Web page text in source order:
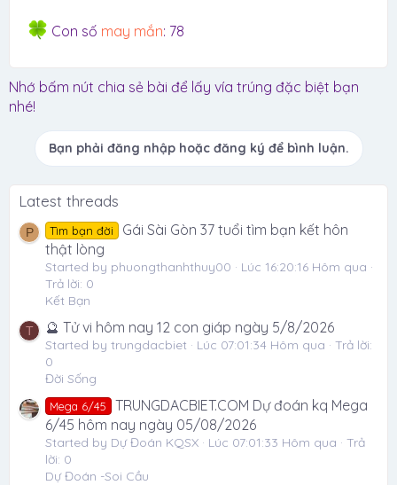
Con số may mắn: 78
Nhớ bấm nút chia sẻ bài để lấy vía trúng đặc biệt bạn
nhé!
Bạn phải đăng nhập hoặc đăng ký để bình luận.
Latest threads
P Tìm bạn đời
Gái Sài Gòn 37 tuổi tìm bạn kết hôn
thật lòng
Started by phuongthanhthuy00
Lúc 16:20:16 Hôm qua
Trả lời: 0
Kết Bạn
T 🔮 Tử vi hôm nay 12 con giáp ngày 5/8/2026
Started by trungdacbiet Lúc 07:01:34 Hôm qua
Trả lời:
0
Đời Sống
Mega 6/45
TRUNGDACBIET.COM Dự đoán kq Mega
6/45 hôm nay ngày 05/08/2026
Started by Dự Đoán KQSX Lúc 07:01:33 Hôm qua
Trả
lời: 0
Dự Đoán -Soi Cầu